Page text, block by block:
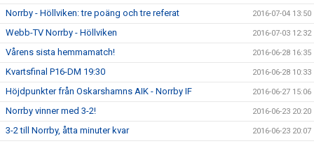
Norrby - Höllviken: tre poäng och tre referat 2016-07-04 13:50
Webb-TV Norrby - Höllviken 2016-07-03 12:32
Vårens sista hemmamatch! 2016-06-28 16:35
Kvartsfinal P16-DM 19:30 2016-06-28 10:33
Höjdpunkter från Oskarshamns AIK - Norrby IF 2016-06-27 15:06
Norrby vinner med 3-2! 2016-06-23 20:20
3-2 till Norrby, åtta minuter kvar 2016-06-23 20:07